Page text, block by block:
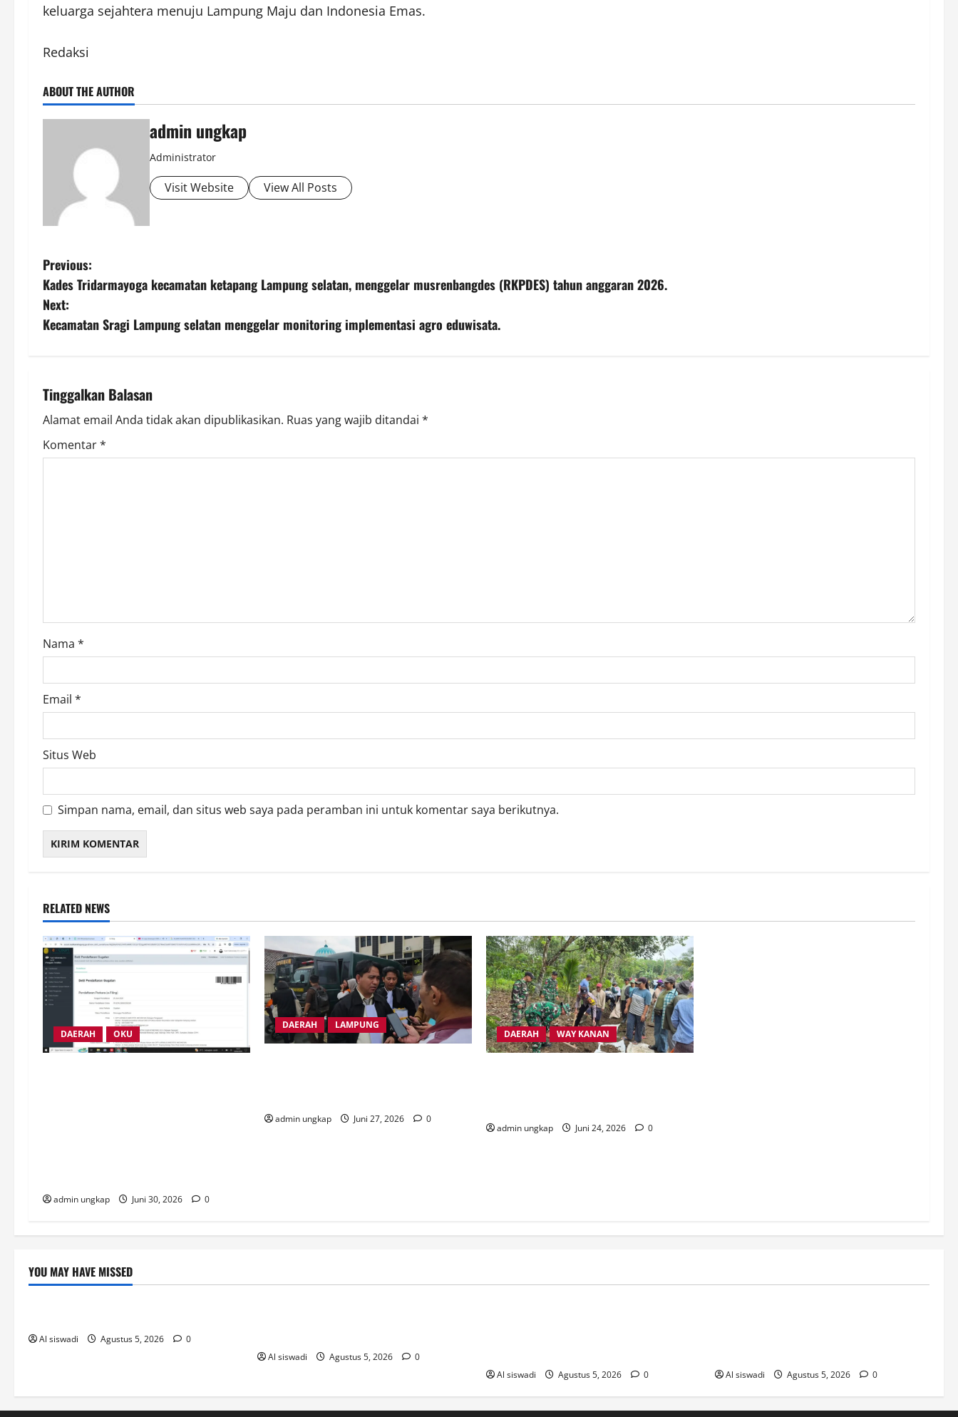
keluarga sejahtera menuju Lampung Maju dan Indonesia Emas.
Redaksi
ABOUT THE AUTHOR
admin ungkap
Administrator
Visit Website View All Posts
P
o
s
n
a
v
o
n
Previous:
Kades Tridarmayoga kecamatan ketapang Lampung selatan, menggelar musrenbangdes (RKPDES) tahun anggaran 2026.
Next:
Kecamatan Sragi Lampung selatan menggelar monitoring implementasi agro eduwisata.
Tinggalkan Balasan
Alamat email Anda tidak akan dipublikasikan. Ruas yang wajib ditandai *
Komentar*
Nama *
Email *
Situs Web
Simpan nama, email, dan situs web saya pada peramban ini untuk komentar saya berikutnya.
RELATED NEWS
DAERAH OKU
admin ungkap Juni 30, 2026 0
DAERAH LAMPUNG
admin ungkap Juni 27, 2026 0
DAERAH WAY KANAN
admin ungkap Juni 24, 2026 0
YOU MAY HAVE MISSED
! Без рубрики
Al siswadi Agustus 5, 2026 0
Al siswadi Agustus 5, 2026 0
Al siswadi Agustus 5, 2026 0 Al siswadi Agustus 5, 2026 0